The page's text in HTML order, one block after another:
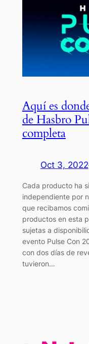
Aquí es
de Hasbro
completa
Oct 3, 2022
Cada producto ha
independiente por
que recibamos
productos en esta
sujetas a
evento Pulse Con
con dos días de
tuvieron…